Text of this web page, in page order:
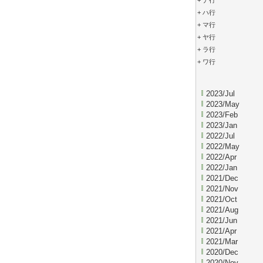
+ ハ行
+ マ行
+ ヤ行
+ ラ行
+ ワ行
2023/Jul
2023/May
2023/Feb
2023/Jan
2022/Jul
2022/May
2022/Apr
2022/Jan
2021/Dec
2021/Nov
2021/Oct
2021/Aug
2021/Jun
2021/Apr
2021/Mar
2020/Dec